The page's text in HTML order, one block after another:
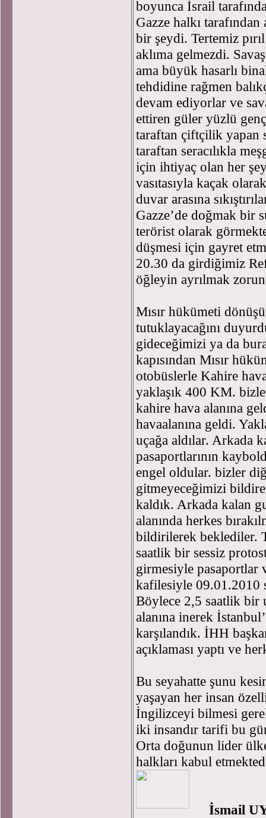
boyunca İsrail
Gazze halkı
bir şeydi. Tertemiz
aklıma gelmezdi.
ama büyük hasarlı
tehdidine rağmen
devam ediyorlar ve
ettiren güler yüzlü
taraftan çiftçilik yapan
taraftan seracılıkla
için ihtiyaç olan her
vasıtasıyla kaçak
duvar arasına
Gazze’de doğmak bir
terörist olarak
düşmesi için gayret
20.30 da girdiğimiz
öğleyin ayrılmak
Mısır hükümeti
tutuklayacağını
gideceğimizi ya da
kapısından Mısır
otobüslerle Kahire
yaklaşık 400 KM.
kahire hava alanına
havaalanına geldi.
uçağa aldılar. Arkada
pasaportlarının
engel oldular. bizler
gitmeyeceğimizi
kaldık. Arkada kalan
alanında herkes
bildirilerek beklediler.
saatlik bir sessiz
girmesiyle pasaportlar
kafilesiyle 09.01.2010
Böylece 2,5 saatlik bir
alanına inerek
karşılandık. İHH
açıklaması yaptı ve
Bu seyahatte şunu
yaşayan her insan
İngilizceyi bilmesi
iki insandır tarifi bu
Orta doğunun lider
halkları kabul
İsmail